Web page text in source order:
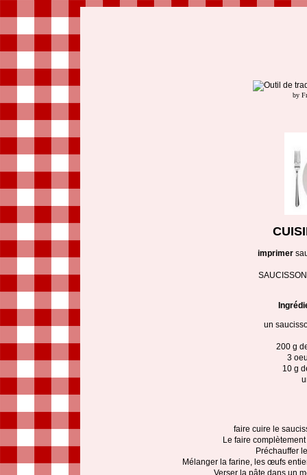
by
imprimer
un
200 g
3
10 g
faire cuire le
Le faire
Préchauffer
Mélanger la farine, les œufs
Verser la pâte dans un